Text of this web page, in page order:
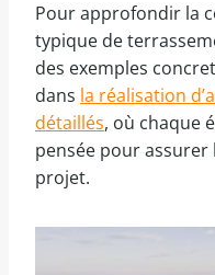
Pour approfondir la
typique de
des exemples
dans la réalisation
détaillés, où chaque
pensée pour
projet.